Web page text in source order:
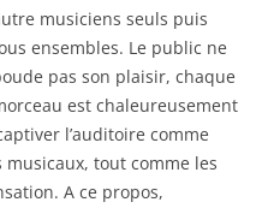
musiciens seuls puis
ensembles. Le public ne
pas son plaisir, chaque
est chaleureusement
l’auditoire comme
musicaux, tout comme les
A ce propos,